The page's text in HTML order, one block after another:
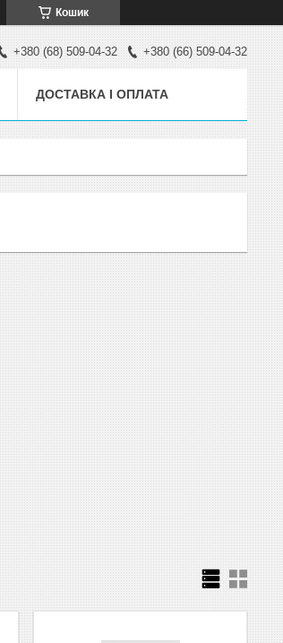
Кошик
+380 (68) 509-04-32 +380 (66) 509-04-32
ДОСТАВКА І ОПЛАТА